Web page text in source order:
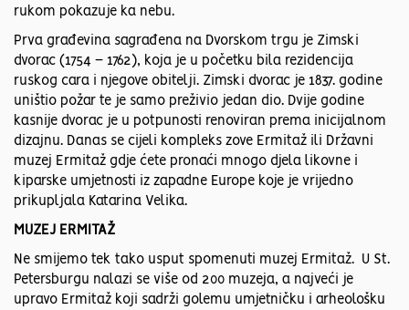
rukom pokazuje ka nebu.
Prva građevina sagrađena na Dvorskom trgu je Zimski
dvorac (1754 – 1762), koja je u početku bila rezidencija
ruskog cara i njegove obitelji. Zimski dvorac je 1837. godine
uništio požar te je samo preživio jedan dio. Dvije godine
kasnije dvorac je u potpunosti renoviran prema inicijalnom
dizajnu. Danas se cijeli kompleks zove Ermitaž ili Državni
muzej Ermitaž gdje ćete pronaći mnogo djela likovne i
kiparske umjetnosti iz zapadne Europe koje je vrijedno
prikupljala Katarina Velika.
MUZEJ ERMITAŽ
Ne smijemo tek tako usput spomenuti muzej Ermitaž. U St.
Petersburgu nalazi se više od 200 muzeja, a najveći je
upravo Ermitaž koji sadrži golemu umjetničku i arheološku